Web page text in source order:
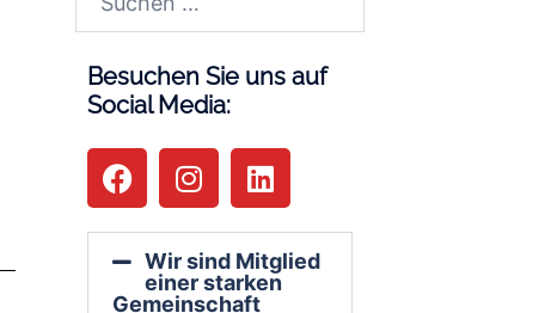
Besuchen Sie uns auf
Social Media:
Wir sind Mitglied
einer starken
Gemeinschaft